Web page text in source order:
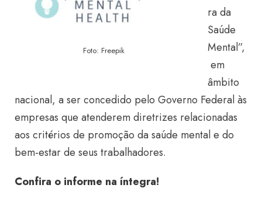
Foto: Freepik
ra da
Saúde
Mental”,
em
âmbito
nacional, a ser concedido pelo Governo Federal às
empresas que atenderem diretrizes relacionadas
aos critérios de promoção da saúde mental e do
bem-estar de seus trabalhadores.
Confira o informe na íntegra!